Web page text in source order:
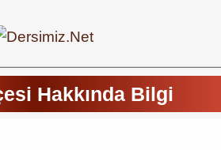
Hakkında Bilgi